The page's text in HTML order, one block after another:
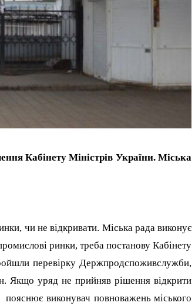
Кабінету Міністрів України. Міська
чи не відкривати. Міська рада виконує
ринки, треба постанову Кабінету
перевірку Держпродспоживслужби,
Якщо уряд не прийняв рішення відкрити
виконувач повноважень міського